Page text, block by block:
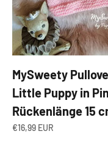
MySweety
Little Puppy in
Rückenlänge 15
Angebot
€16,99 EUR